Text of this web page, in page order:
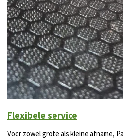
Flexibele service
Voor zowel grote als kleine afname,